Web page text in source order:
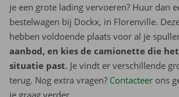
je een grote lading vervoeren? Huur dan
bestelwagen bij Dockx, in Florenville.
hebben voldoende plaats voor al je
aanbod, en kies de camionette die
situatie past. Je vindt er verschillende
terug. Nog extra vragen? Contacteer ons
je graag verder.